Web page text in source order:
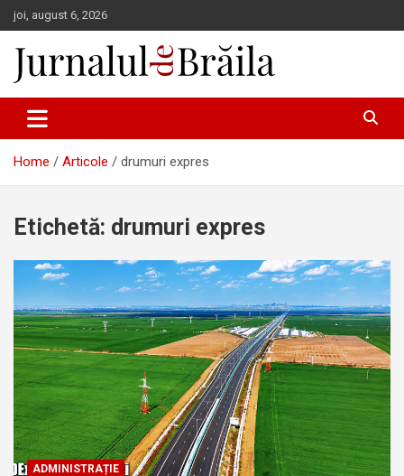
Skip
to
content
joi, august 6, 2026
Jurnalul de Brăila
Home Articole drumuri expres
Etichetă: drumuri expres
ADMINISTRAȚIE